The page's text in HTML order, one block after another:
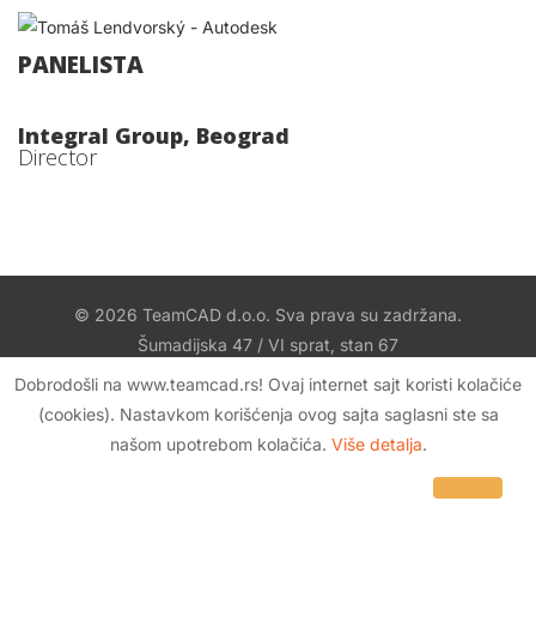
PANELISTA
Integral Group, Beograd
Director
© 2026 TeamCAD d.o.o. Sva prava su zadržana.
Šumadijska 47 / VI sprat, stan 67
11080 Zemun, Srbija
office@TeamCAD.rs
Dobrodošli na www.teamcad.rs! Ovaj internet sajt koristi kolačiće
(cookies). Nastavkom korišćenja ovog sajta saglasni ste sa
našom upotrebom kolačića. Više detalja.